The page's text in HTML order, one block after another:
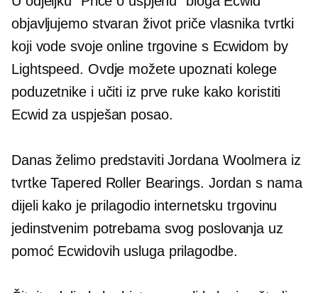
objavljujemo stvaran životpriče vlasnika tvrtki
koji vode svoje online trgovine s Ecwidom by
Lightspeed. Ovdje možete upoznati kolege
poduzetnike i učiti iz prve rukekako koristiti
Ecwid za uspješan posao.
Danas želimo predstaviti Jordana Woolmera iz
tvrtke Tapered Roller Bearings. Jordan s nama
dijeli kako je prilagodio internetsku trgovinu
jedinstvenim potrebama svog poslovanja uz
pomoć Ecwidovih usluga prilagodbe.